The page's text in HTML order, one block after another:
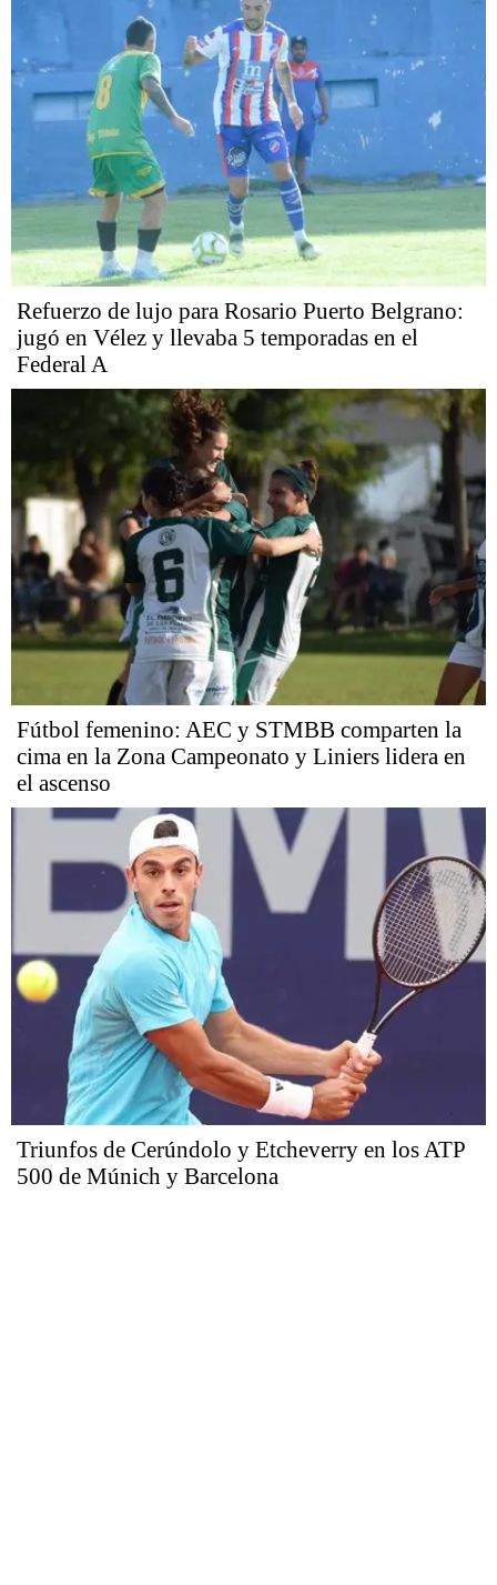
Refuerzo de lujo para Rosario Puerto Belgrano:
jugó en Vélez y llevaba 5 temporadas en el
Federal A
Fútbol femenino: AEC y STMBB comparten la
cima en la Zona Campeonato y Liniers lidera en
el ascenso
Triunfos de Cerúndolo y Etcheverry en los ATP
500 de Múnich y Barcelona